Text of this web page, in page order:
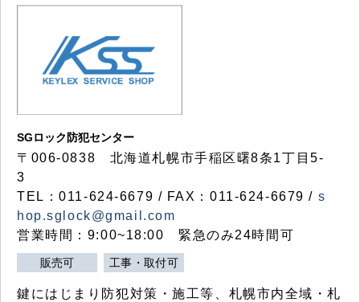
SGロック防犯センター
〒006-0838 北海道札幌市手稲区曙8条1丁目5-
3
TEL：011-624-6679 / FAX：011-624-6679 / s
hop.sglock@gmail.com
営業時間：9:00~18:00 緊急のみ24時間可
販売可 工事・取付可
鍵にはじまり防犯対策・施工等、札幌市内全域・札